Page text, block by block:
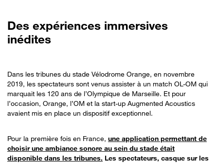
Des expériences immersives
inédites
Dans les tribunes du stade Vélodrome Orange, en novembre
2019, les spectateurs sont venus assister à un match OL-OM qui
marquait les 120 ans de l’Olympique de Marseille. Et pour
l’occasion, Orange, l’OM et la start-up Augmented Acoustics
avaient mis en place un dispositif exceptionnel.
Pour la première fois en France, une application permettant de
choisir une ambiance sonore au sein du stade était
disponible dans les tribunes. Les spectateurs, casque sur les